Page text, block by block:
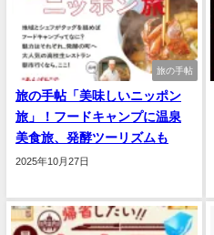
旅の手帖
旅の手帖「美味しいニッポン
旅」！フードキャンプに温泉
美食旅、発酵ツーリズムも
2025年10月27日